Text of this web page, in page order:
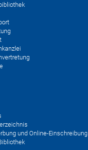
und Online-Einschreibung